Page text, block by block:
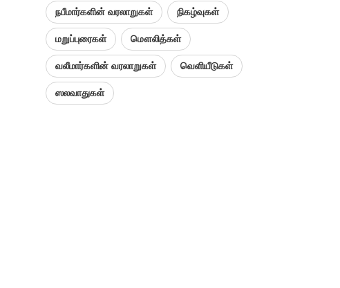
நபீமார்களின் வரலாறுகள் நிகழ்வுகள்
மறுப்புரைகள் மௌலித்கள்
வலீமார்களின் வரலாறுகள் வெளியீடுகள்
ஸலவாதுகள்